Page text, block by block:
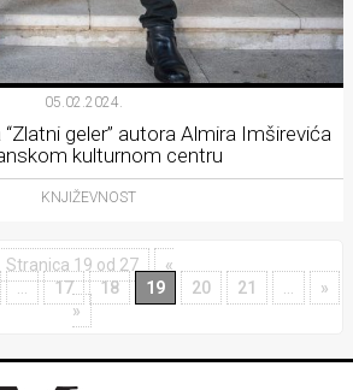
05.02.2024.
geler” autora Almira Imširevića
kulturnom centru
KNJIŽEVNOST
Stranica 19 od 27
«
... 17 18 19 20 21
»
»